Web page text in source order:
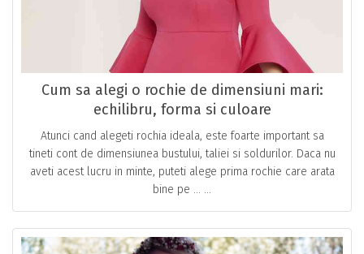
Cum sa alegi o rochie de dimensiuni mari:
echilibru, forma si culoare
Atunci cand alegeti rochia ideala, este foarte important sa
tineti cont de dimensiunea bustului, taliei si soldurilor. Daca nu
aveti acest lucru in minte, puteti alege prima rochie care arata
bine pe … ...